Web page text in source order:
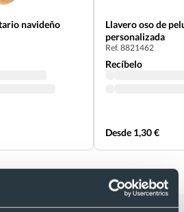
navideño
Llavero oso de
personalizada
Ref. 8821462
Recíbelo
Desde 1,30 €